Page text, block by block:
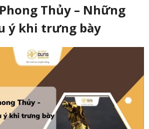
Thủy – Những
ý khi trưng bày